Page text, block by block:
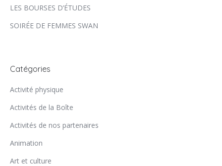
LES BOURSES D’ÉTUDES
SOIRÉE DE FEMMES SWAN
Catégories
Activité physique
Activités de la Boîte
Activités de nos partenaires
Animation
Art et culture